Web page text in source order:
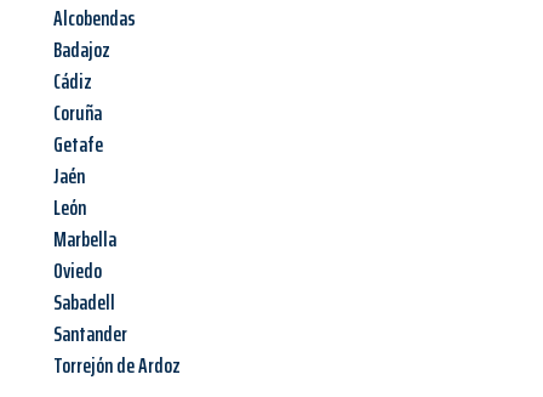
Alcobendas
Badajoz
Cádiz
Coruña
Getafe
Jaén
León
Marbella
Oviedo
Sabadell
Santander
Torrejón de Ardoz